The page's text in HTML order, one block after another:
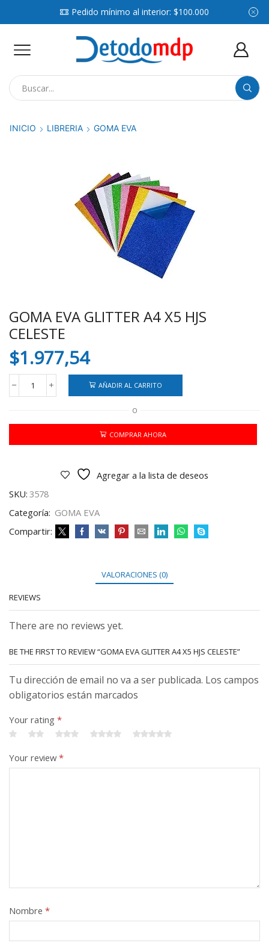
Pedido mínimo al interior: $100.000
INICIO LIBRERIA GOMA EVA
GOMA EVA GLITTER A4 X5 HJS
CELESTE
$1.977,54
GOMA
EVA
A4
HJS
AÑADIR AL CARRITO
O
COMPRAR AHORA
Agregar a la lista de deseos
SKU: 3578
Categoría: GOMA EVA
Compartir:
VALORACIONES (0)
REVIEWS
There are no reviews yet.
BE THE FIRST TO REVIEW “GOMA EVA GLITTER A4 X5 HJS CELESTE”
Tu dirección de email no va a ser publicada. Los campos
obligatorios están marcados
Your rating *
Your review*
Nombre *